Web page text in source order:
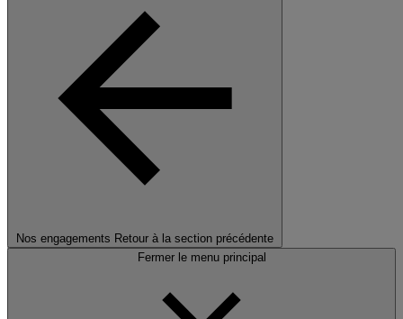
Nos engagements Retour à la section précédente
Fermer le menu principal